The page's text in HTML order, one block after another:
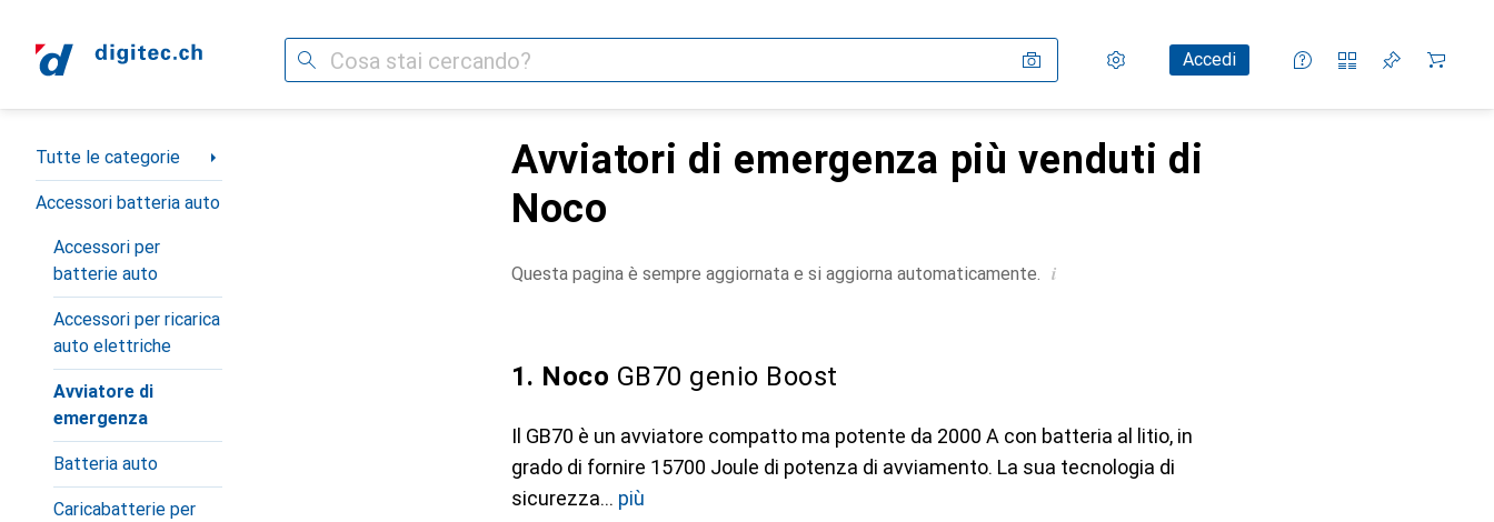
Cerca Impostazioni
Conto clienteAccedi
Liste di confronto
Liste dei desideri
Carrello
Categoria Navigazione
Tutte le categorie
Accessori batteria auto
Accessori per
batterie auto
Accessori per ricarica
auto elettriche
Avviatore di
emergenza
Batteria auto
Caricabatterie per
Avviatori di emergenza più venduti di
Noco
Questa pagina è sempre aggiornata e si aggiorna automaticamente. i
1. Noco GB70 genio Boost
Il GB70 è un avviatore compatto ma potente da 2000 A con batteria al litio, in
grado di fornire 15700 Joule di potenza di avviamento. La sua tecnologia di
sicurezza
più